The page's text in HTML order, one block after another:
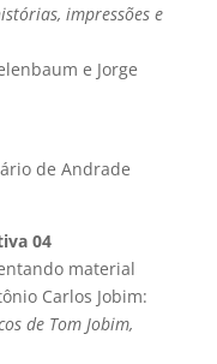
impressões e
e Jorge
de Andrade
04
material
Carlos Jobim:
de Tom Jobim,